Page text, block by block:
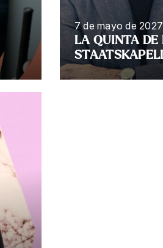
7 de mayo de 2027
LA QUINTA DE